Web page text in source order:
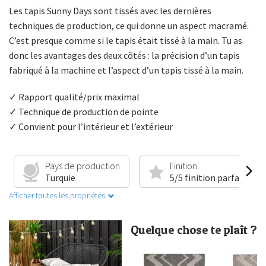
Les tapis Sunny Days sont tissés avec les dernières
techniques de production, ce qui donne un aspect macramé.
C’est presque comme si le tapis était tissé à la main. Tu as
donc les avantages des deux côtés : la précision d’un tapis
fabriqué à la machine et l’aspect d’un tapis tissé à la main.
✓ Rapport qualité/prix maximal
✓ Technique de production de pointe
✓ Convient pour l’intérieur et l’extérieur
Pays de production
Turquie
Finition
5/5 finition parfaite
Afficher toutes les propriétés
Quelque chose te plaît ?